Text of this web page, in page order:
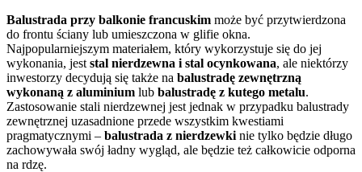
Balustrada przy balkonie francuskim może być przytwierdzona
do frontu ściany lub umieszczona w glifie okna.
Najpopularniejszym materiałem, który wykorzystuje się do jej
wykonania, jest stal nierdzewna i stal ocynkowana, ale niektórzy
inwestorzy decydują się także na balustradę zewnętrzną
wykonaną z aluminium lub balustradę z kutego metalu.
Zastosowanie stali nierdzewnej jest jednak w przypadku balustrady
zewnętrznej uzasadnione przede wszystkim kwestiami
pragmatycznymi – balustrada z nierdzewki nie tylko będzie długo
zachowywała swój ładny wygląd, ale będzie też całkowicie odporna
na rdzę.